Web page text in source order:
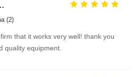
(2)
that it works very well! thank you
quality equipment.